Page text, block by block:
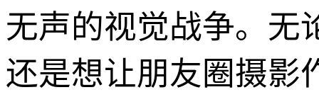
无声的视觉战争。无
还是想让朋友圈摄影